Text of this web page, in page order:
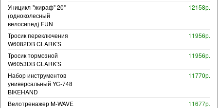
Уницикл-"жираф" 20"
(одноколесный
велосипед) FUN
12158р.
Тросик переключения
W6082DB CLARK'S
11956р.
Тросик тормозной
W6053DB CLARK'S
11956р.
Набор инструментов
универсальный YC-748
BIKEHAND
11770р.
Велотренажер M-WAVE
11677р.